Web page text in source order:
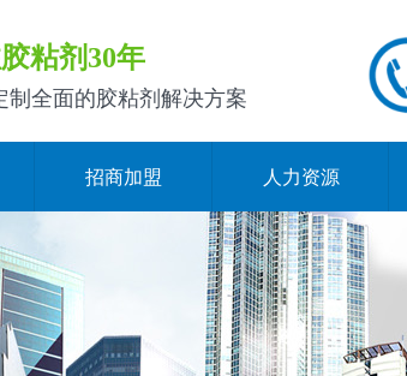
粘剂30年
制全面的胶粘剂解决方案
招商加盟 人力资源